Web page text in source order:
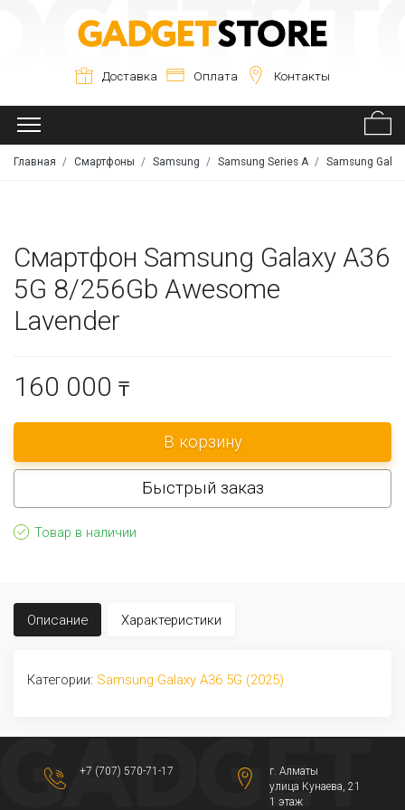
Доставка Оплата Контакты
Главная Смартфоны Samsung Samsung Series A Samsung
Смартфон Samsung Galaxy A36
5G 8/256Gb Awesome
Lavender
160 000 ₸
Быстрый заказ
Товар в наличии
Описание Характеристики
Категории: Samsung Galaxy A36 5G (2025)
+7 (707) 570-71-17
г. Алматы
​улица Кунаева, 21​
1 этаж